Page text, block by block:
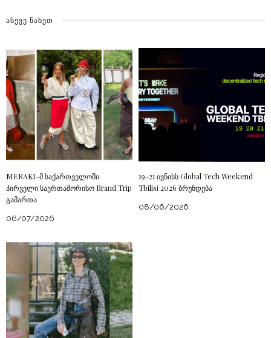
ᲐᲡᲔᲕᲔ ᲜᲐᲮᲔᲗ
MERAKI-მ საქართველოში
პირველი საერთაშორისო Brand Trip
გამართა
06/07/2026
19-21 ივნისს Global Tech Weekend
Tbilisi 2026 ბრუნდება
08/06/2026